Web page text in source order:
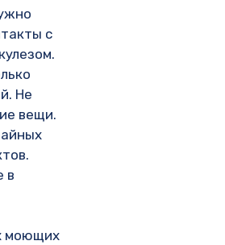
с
Не
вещи.
в
моющих